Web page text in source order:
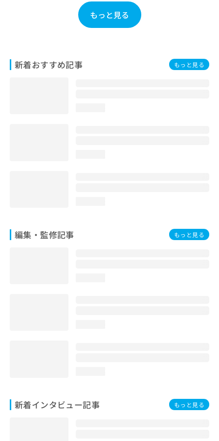
もっと見る
新着おすすめ記事 もっと見る
編集・監修記事 もっと見る
新着インタビュー記事 もっと見る
は